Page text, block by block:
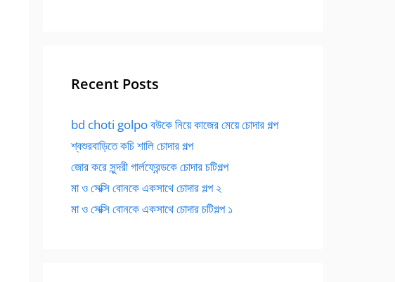
Recent Posts
bd choti golpo বউকে নিয়ে কাজের মেয়ে চোদার গল্প
শ্বশুরবাড়িতে কচি শালি চোদার গল্প
জোর করে সুন্দরী গার্লফ্রেন্ডকে চোদার চটিগল্প
মা ও সেক্সি বোনকে একসাথে চোদার গল্প ২
মা ও সেক্সি বোনকে একসাথে চোদার চটিগল্প ১